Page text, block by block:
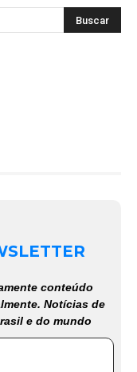
conteúdo
Notícias de
e do mundo